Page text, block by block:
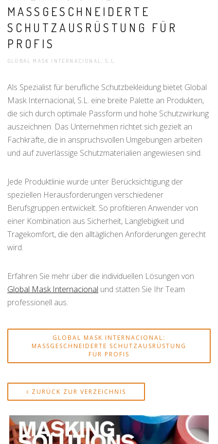
MASSGESCHNEIDERTE S
CHUTZAUSRÜSTUNG FÜR P
ROFIS
GLOBAL MASK INTERNACIONAL, S.L.
Als Spezialist für berufliche Schutzbekleidung bietet Global
Mask Internacional, S.L. eine breite Palette an Produkten,
die sich durch optimale Passform und hohe Schutzwirkung
auszeichnen. Das Unternehmen richtet sich gezielt an
Fachkräfte, die in anspruchsvollen Umgebungen arbeiten
und auf zuverlässige Schutzmaterialien angewiesen sind.
Jede Produktlinie wurde unter Berücksichtigung der
speziellen Herausforderungen verschiedener
Berufsgruppen entwickelt. So profitieren Anwender von
einer Kombination aus Sicherheit, Langlebigkeit und
Tragekomfort, die den alltäglichen Anforderungen gerecht
wird.
Erfahren Sie mehr über die individuellen Lösungen von
Global Mask Internacional und statten Sie Ihr Team
professionell aus.
GLOBAL MASK INTERNACIONAL:
MASSGESCHNEIDERTE SCHUTZAUSRÜSTUNG F
ÜR PROFIS
ZURÜCK ZUR VERZEICHNIS